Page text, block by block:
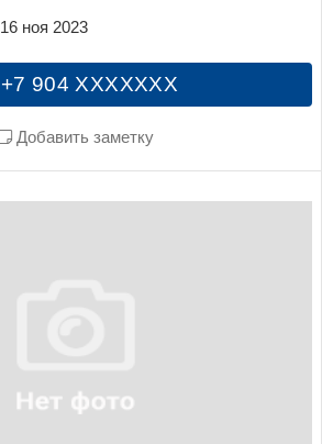
+7 904 XXXXXXX
Добавить заметку
16 ноя 2023